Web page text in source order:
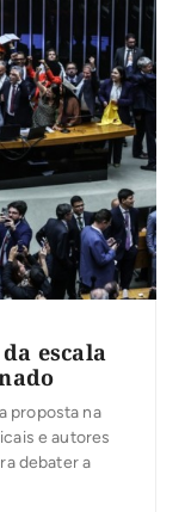
escala
proposta na
e autores
debater a